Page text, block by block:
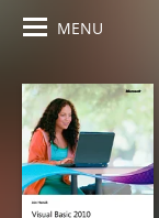
MENU